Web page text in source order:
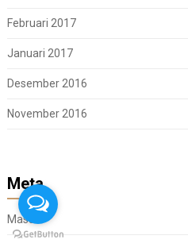
Februari 2017
Januari 2017
Desember 2016
November 2016
Meta
Masuk